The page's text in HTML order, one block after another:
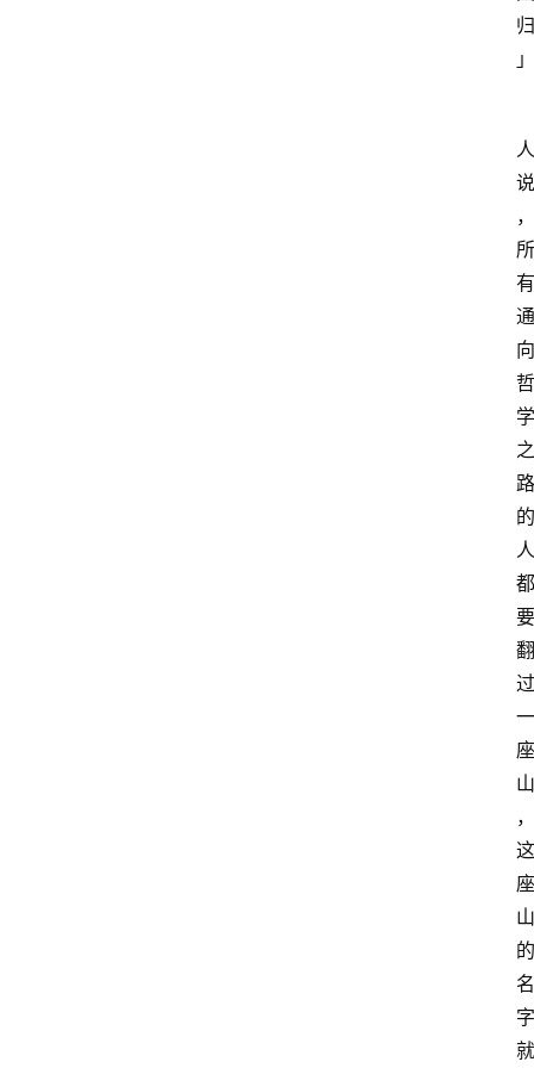
归
」
人
说
，
所
有
通
向
哲
学
之
路
的
人
都
要
翻
过
一
座
山
，
这
座
山
的
名
字
就